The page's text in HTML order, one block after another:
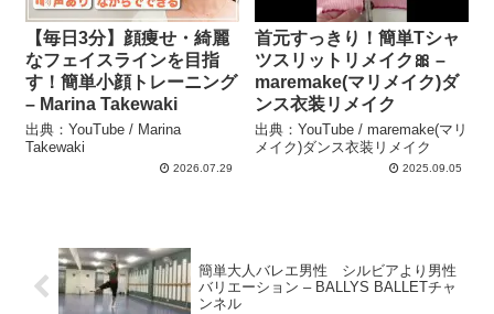
【毎日3分】顔痩せ・綺麗
なフェイスラインを目指
す！簡単小顔トレーニング
– Marina Takewaki
出典：YouTube / Marina
Takewaki
2026.07.29
首元すっきり！簡単Tシャ
ツスリットリメイク🎀 –
maremake(マリメイク)ダ
ンス衣装リメイク
出典：YouTube / maremake(マリ
メイク)ダンス衣装リメイク
2025.09.05
簡単大人バレエ男性 シルビアより男性
バリエーション – BALLYS BALLETチャ
ンネル